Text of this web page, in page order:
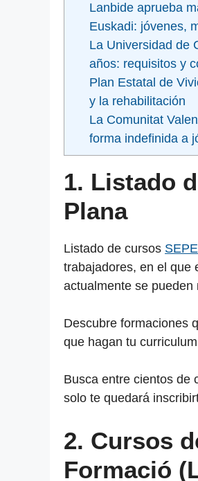
Lanbide aprueba
Euskadi: jóvenes,
La Universidad de
años: requisitos y
Plan Estatal de
y la rehabilitación
La Comunitat
forma indefinida a
1. Listado
Plana
Listado de cursos SEPE
trabajadores, en el que
actualmente se pueden
Descubre formaciones
que hagan tu
Busca entre cientos de
solo te quedará
2. Cursos
Formació